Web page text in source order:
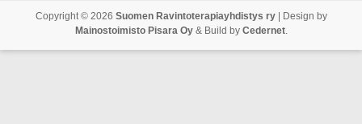
Copyright © 2026 Suomen Ravintoterapiayhdistys ry| Design by
Mainostoimisto Pisara Oy& Build by Cedernet.